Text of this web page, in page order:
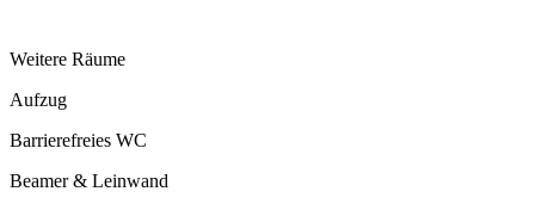
Weitere Räume
Aufzug
Barrierefreies WC
Beamer & Leinwand